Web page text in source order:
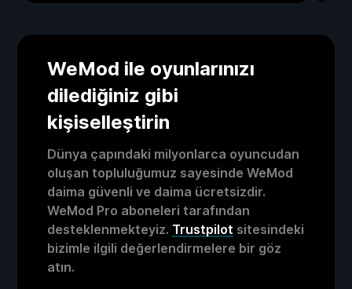
WeMod ile oyunlarınızı
dilediğiniz gibi
kişiselleştirin
Dünya çapındaki milyonlarca oyuncudan
oluşan topluluğumuz sayesinde WeMod
daima güvenli ve daima ücretsizdir.
WeMod Pro aboneleri tarafından
desteklenmekteyiz. Trustpilot sitesindeki
bizimle ilgili değerlendirmelere bir göz
atın.